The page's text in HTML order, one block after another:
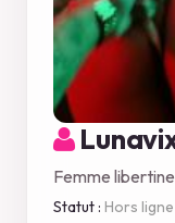
Femme
Statut : Hors ligne